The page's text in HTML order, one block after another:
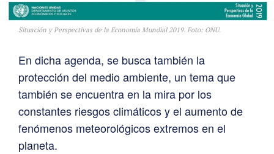
Situación y Perspectivas de la Economía Mundial 2019. Foto: ONU.
En dicha agenda, se busca también la
protección del medio ambiente, un tema que
también se encuentra en la mira por los
constantes riesgos climáticos y el aumento de
fenómenos meteorológicos extremos en el
planeta.